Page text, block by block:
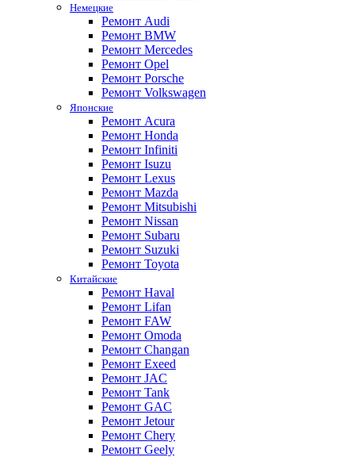
Немецкие
Ремонт Audi
Ремонт BMW
Ремонт Mercedes
Ремонт Opel
Ремонт Porsche
Ремонт Volkswagen
Японские
Ремонт Acura
Ремонт Honda
Ремонт Infiniti
Ремонт Isuzu
Ремонт Lexus
Ремонт Mazda
Ремонт Mitsubishi
Ремонт Nissan
Ремонт Subaru
Ремонт Suzuki
Ремонт Toyota
Китайские
Ремонт Haval
Ремонт Lifan
Ремонт FAW
Ремонт Omoda
Ремонт Changan
Ремонт Exeed
Ремонт JAC
Ремонт Tank
Ремонт GAC
Ремонт Jetour
Ремонт Chery
Ремонт Geely